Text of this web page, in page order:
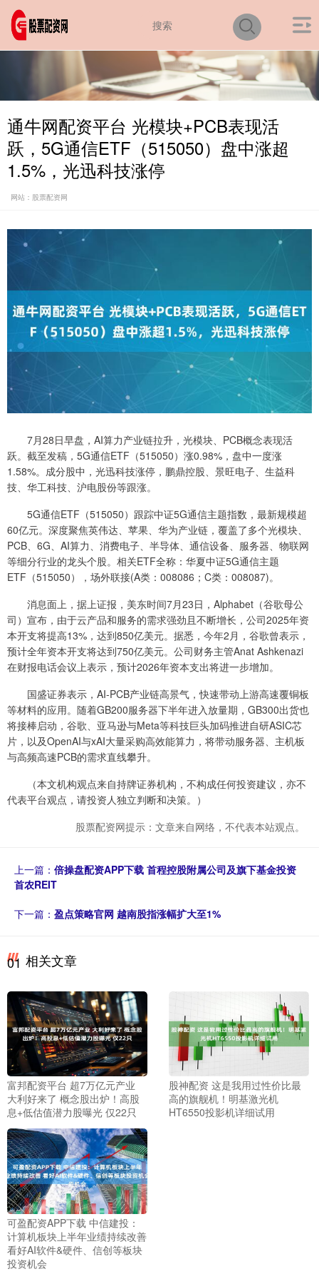
通牛网配资平台 光模块+PCB表现活
跃，5G通信ETF（515050）盘中涨超
1.5%，光迅科技涨停
网站：股票配资网
7月28日早盘，AI算力产业链拉升，光模块、PCB概念表现活
跃。截至发稿，5G通信ETF（515050）涨0.98%，盘中一度涨
1.58%。成分股中，光迅科技涨停，鹏鼎控股、景旺电子、生益科
技、华工科技、沪电股份等跟涨。
5G通信ETF（515050）跟踪中证5G通信主题指数，最新规模超
60亿元。深度聚焦英伟达、苹果、华为产业链，覆盖了多个光模块、
PCB、6G、AI算力、消费电子、半导体、通信设备、服务器、物联网
等细分行业的龙头个股。相关ETF全称：华夏中证5G通信主题
ETF（515050），场外联接(A类：008086；C类：008087)。
消息面上，据上证报，美东时间7月23日，Alphabet（谷歌母公
司）宣布，由于云产品和服务的需求强劲且不断增长，公司2025年资
本开支将提高13%，达到850亿美元。据悉，今年2月，谷歌曾表示，
预计全年资本开支将达到750亿美元。公司财务主管Anat Ashkenazi
在财报电话会议上表示，预计2026年资本支出将进一步增加。
国盛证券表示，AI-PCB产业链高景气，快速带动上游高速覆铜板
等材料的应用。随着GB200服务器下半年进入放量期，GB300出货也
将接棒启动，谷歌、亚马逊与Meta等科技巨头加码推进自研ASIC芯
片，以及OpenAI与xAI大量采购高效能算力，将带动服务器、主机板
与高频高速PCB的需求直线攀升。
（本文机构观点来自持牌证券机构，不构成任何投资建议，亦不
代表平台观点，请投资人独立判断和决策。）
股票配资网提示：文章来自网络，不代表本站观点。
上一篇： 倍操盘配资APP下载 首程控股附属公司及旗下基金投资
首农REIT
下一篇： 盈点策略官网 越南股指涨幅扩大至1%
01 相关文章
富邦配资平台 超7万亿元产业
大利好来了 概念股出炉！高股
息+低估值潜力股曝光 仅22只
股神配资 这是我用过性价比最
高的旗舰机！明基激光机
HT6550投影机详细试用
可盈配资APP下载 中信建投：
计算机板块上半年业绩持续改善
看好AI软件&硬件、信创等板块
投资机会